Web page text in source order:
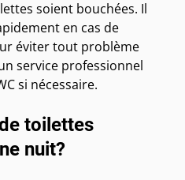
soient bouchées. Il
en cas de
éviter tout problème
service professionnel
si nécessaire.
toilettes
nuit?